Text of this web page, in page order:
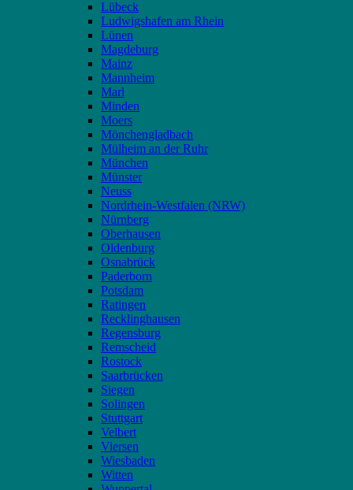
Lübeck
Ludwigshafen am Rhein
Lünen
Magdeburg
Mainz
Mannheim
Marl
Minden
Moers
Mönchengladbach
Mülheim an der Ruhr
München
Münster
Neuss
Nordrhein-Westfalen (NRW)
Nürnberg
Oberhausen
Oldenburg
Osnabrück
Paderborn
Potsdam
Ratingen
Recklinghausen
Regensburg
Remscheid
Rostock
Saarbrücken
Siegen
Solingen
Stuttgart
Velbert
Viersen
Wiesbaden
Witten